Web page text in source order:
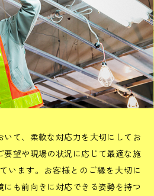
て、柔軟な対応力を大切にしてお
要望や現場の状況に応じて最適な施
います。お客様とのご縁を大切に
にも前向きに対応できる姿勢を持つ